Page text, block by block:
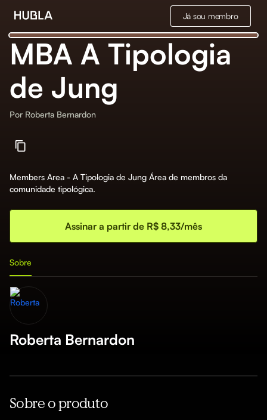
Já sou membro
MBA A Tipologia
de Jung
Por Roberta Bernardon
Members Area - A Tipologia de Jung Área de membros da
comunidade tipológica.
Assinar a partir de R$ 8,33/mês
Sobre
Roberta Bernardon
Sobre o produto